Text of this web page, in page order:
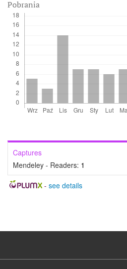
Pobrania
Captures
Mendeley - Readers: 1
- see details